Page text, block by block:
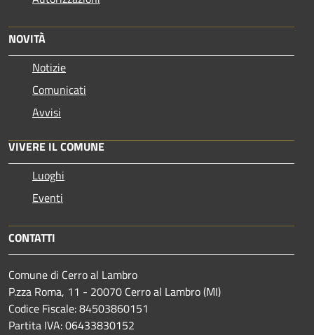
NOVITÀ
Notizie
Comunicati
Avvisi
VIVERE IL COMUNE
Luoghi
Eventi
CONTATTI
Comune di Cerro al Lambro
P.zza Roma, 11 - 20070 Cerro al Lambro (MI)
Codice Fiscale: 84503860151
Partita IVA: 06433830152